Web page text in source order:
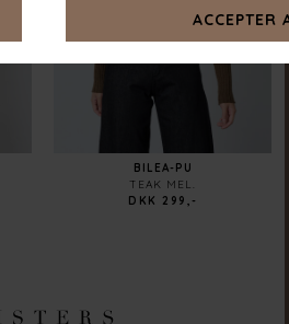
BILEA-PU
TEAK MEL.
DKK 299,-